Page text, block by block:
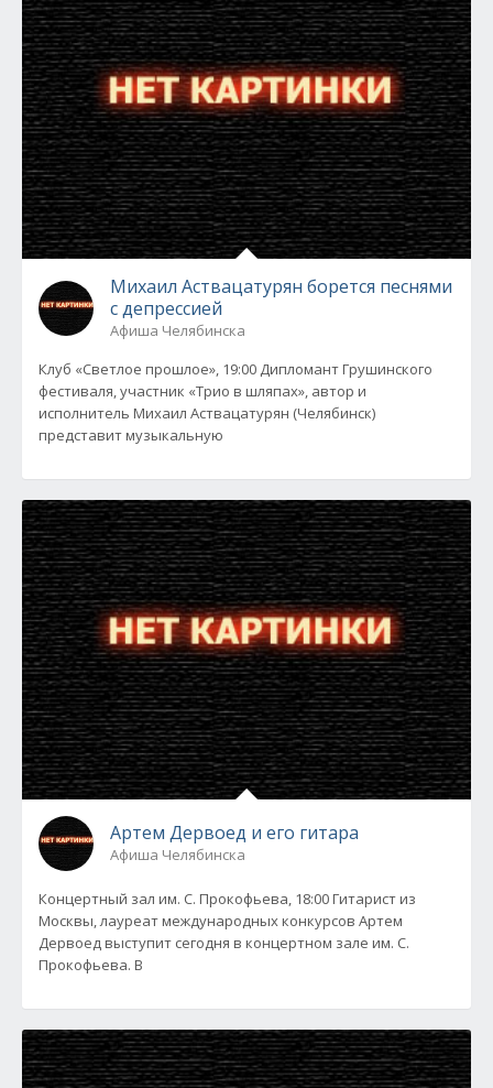
Михаил Аствацатурян борется песнями
с депрессией
Афиша Челябинска
Клуб «Светлое прошлое», 19:00 Дипломант Грушинского
фестиваля, участник «Трио в шляпах», автор и
исполнитель Михаил Аствацатурян (Челябинск)
представит музыкальную
Артем Дервоед и его гитара
Афиша Челябинска
Концертный зал им. С. Прокофьева, 18:00 Гитарист из
Москвы, лауреат международных конкурсов Артем
Дервоед выступит сегодня в концертном зале им. С.
Прокофьева. В